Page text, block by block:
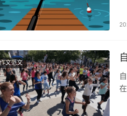
作文范文